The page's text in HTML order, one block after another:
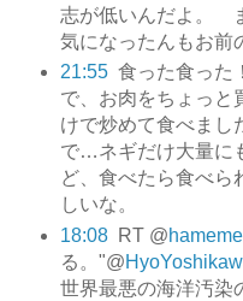
志が低いんだよ。
気になったんもお前
21:55 食った食った
で、お肉をちょっ
けで炒めて食べま
で…ネギだけ大量に
ど、食べたら食べ
しいな。
18:08
RT @
る。"@
世界最悪の海洋汚染